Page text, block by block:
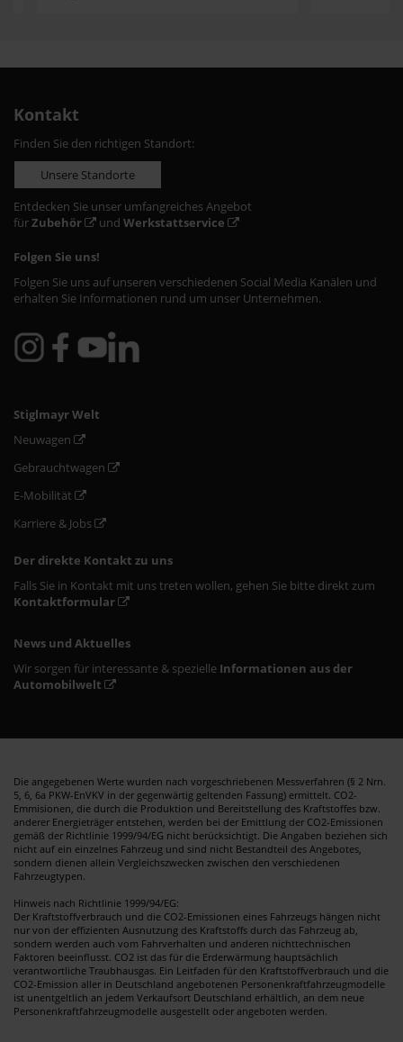
Kontakt
Finden Sie den richtigen Standort:
Unsere Standorte
Entdecken Sie unser umfangreiches Angebot
fürZubehör und Werkstattservice
Folgen Sie uns!
Folgen Sie uns auf unseren verschiedenen Social Media Kanälen und
erhalten Sie Informationen rund um unser Unternehmen.
Stiglmayr Welt
Neuwagen
Gebrauchtwagen
E-Mobilität
Karriere & Jobs
Der direkte Kontakt zu uns
Falls Sie in Kontakt mit uns treten wollen, gehen Sie bitte direkt zum
Kontaktformular
News und Aktuelles
Wir sorgen für interessante & spezielle Informationen aus der
Automobilwelt
Die angegebenen Werte wurden nach vorgeschriebenen Messverfahren (§ 2 Nrn.
5, 6, 6a PKW-EnVKV in der gegenwärtig geltenden Fassung) ermittelt. CO2-
Emmisionen, die durch die Produktion und Bereitstellung des Kraftstoffes bzw.
anderer Energieträger entstehen, werden bei der Emittlung der CO2-Emissionen
gemäß der Richtlinie 1999/94/EG nicht berücksichtigt. Die Angaben beziehen sich
nicht auf ein einzelnes Fahrzeug und sind nicht Bestandteil des Angebotes,
sondern dienen allein Vergleichszwecken zwischen den verschiedenen
Fahrzeugtypen.
Hinweis nach Richtlinie 1999/94/EG:
Der Kraftstoffverbrauch und die CO2-Emissionen eines Fahrzeugs hängen nicht
nur von der effizienten Ausnutzung des Kraftstoffs durch das Fahrzeug ab,
sondern werden auch vom Fahrverhalten und anderen nichttechnischen
Faktoren beeinflusst. CO2 ist das für die Erderwärmung hauptsächlich
verantwortliche Traubhausgas. Ein Leitfaden für den Kraftstoffverbrauch und die
CO2-Emission aller in Deutschland angebotenen Personenkraftfahrzeugmodelle
ist unentgeltlich an jedem Verkaufsort Deutschland erhältlich, an dem neue
Personenkraftfahrzeugmodelle ausgestellt oder angeboten werden.